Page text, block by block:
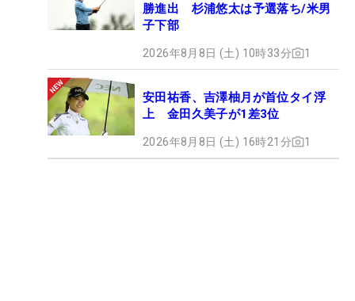
勝進出 杉浦悠太は予選落ち/米男
子下部
2026年8月8日 (土) 10時33分 1
安田祐香、吉澤柚月が首位タイ浮
上 金田久美子が1差3位
2026年8月8日 (土) 16時21分 1